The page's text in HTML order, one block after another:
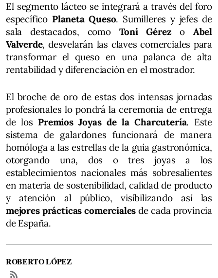
El segmento lácteo se integrará a través del foro
específico Planeta Queso. Sumilleres y jefes de
sala destacados, como Toni Gérezo Abel
Valverde, desvelarán las claves comerciales para
transformar el queso en una palanca de alta
rentabilidad y diferenciación en el mostrador.
El broche de oro de estas dos intensas jornadas
profesionales lo pondrá la ceremonia de entrega
de los Premios Joyas de la Charcutería. Este
sistema de galardones funcionará de manera
homóloga a las estrellas de la guía gastronómica,
otorgando una, dos o tres joyas a los
establecimientos nacionales más sobresalientes
en materia de sostenibilidad, calidad de producto
y atención al público, visibilizando así las
mejores prácticas comerciales de cada provincia
de España.
ROBERTO LÓPEZ